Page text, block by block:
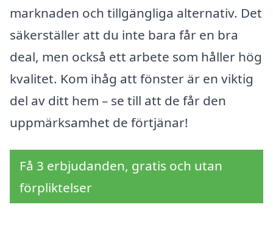
marknaden och tillgängliga alternativ. Det
säkerställer att du inte bara får en bra
deal, men också ett arbete som håller hög
kvalitet. Kom ihåg att fönster är en viktig
del av ditt hem – se till att de får den
uppmärksamhet de förtjänar!
Få 3 erbjudanden, gratis och utan
förpliktelser